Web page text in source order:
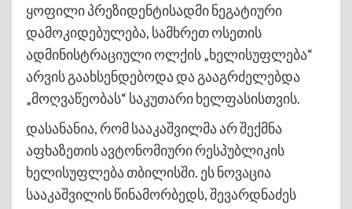
ყოფილი პრეზიდენტისადმი ნეგატიური
დამოკიდებულება, სამხრეთ ოსეთის
ადმინისტრაციული ოლქის „ხელისუფლება“
არვის გაახსენდებოდა და გააგრძელებდა
„მოღვაწეობას“ საკუთარი ხელფასისთვის.
დასანანია, რომ სააკაშვილმა არ შექმნა
აფხაზეთის ავტონომიური რესპუბლიკის
ხელისუფლება თბილისში. ეს ნოვაცია
სააკაშვილის წინამორბედს, შევარდნაძეს